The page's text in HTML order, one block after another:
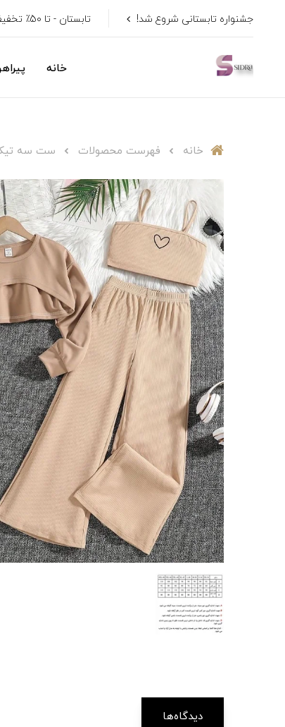
جشنواره تابستانی شروع شد! تابستان - تا 50٪ تخفیف
خانه
خانه فهرست محصولات ست سه تیک |
دیدگاه‌ها